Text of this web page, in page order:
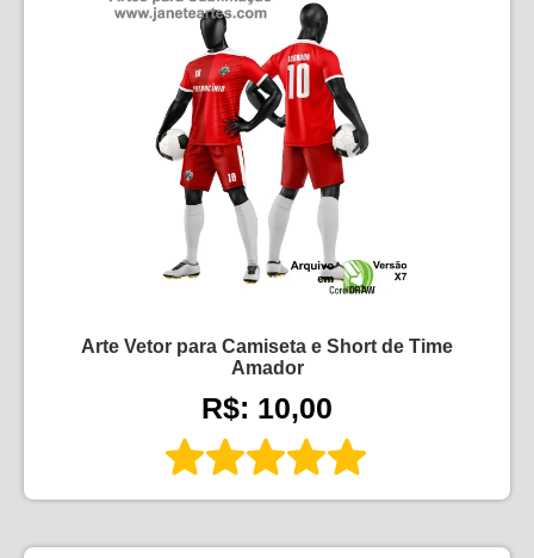
Arte Vetor para Camiseta e Short de Time
Amador
R$: 10,00